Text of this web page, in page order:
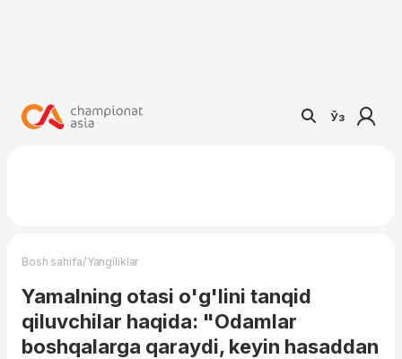
Ўз
Bosh sahifa/Yangiliklar
Yamalning otasi o'g'lini tanqid
qiluvchilar haqida: "Odamlar
boshqalarga qaraydi, keyin hasaddan